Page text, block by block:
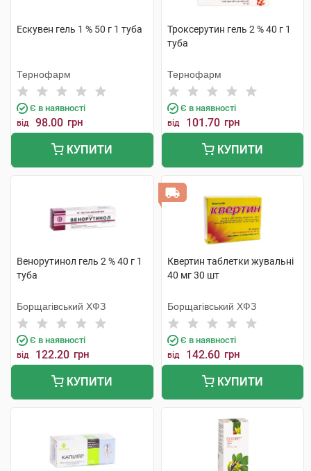
Ескувен гель 1 % 50 г 1 туба
Тернофарм
Є в наявності
від 98.00 грн
КУПИТИ
Троксерутин гель 2 % 40 г 1
туба
Тернофарм
Є в наявності
від 101.70 грн
КУПИТИ
Венорутинол гель 2 % 40 г 1
туба
Борщагівський ХФЗ
Є в наявності
від 122.20 грн
КУПИТИ
Квертин таблетки жувальні
40 мг 30 шт
Борщагівський ХФЗ
Є в наявності
від 142.60 грн
КУПИТИ